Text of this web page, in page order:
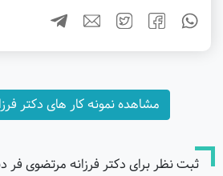
مشاهده نمونه کار های دکتر
ثبت نظر برای دکتر فرزانه مرتضوی فر